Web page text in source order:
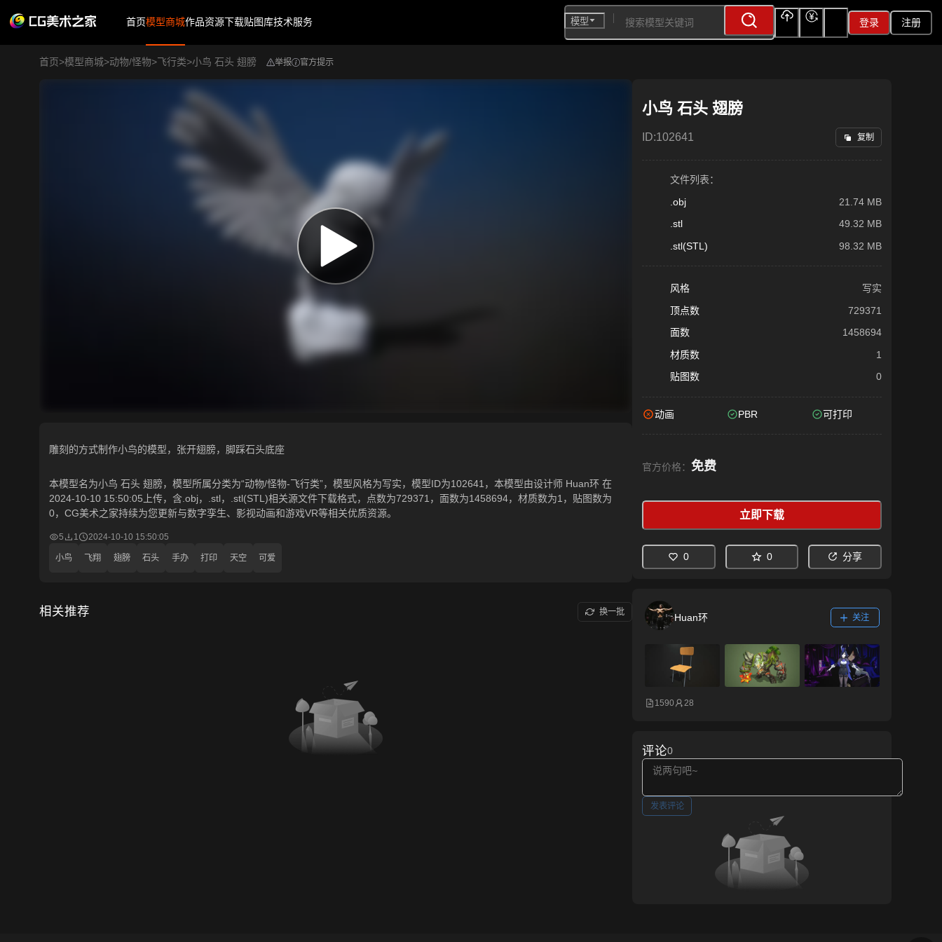
首页模型商城作品资源下载贴图库技术服务
模型
登录 注册
首页>模型商城>动物/怪物>飞行类>小鸟 石头 翅膀 举报 官方提示
雕刻的方式制作小鸟的模型，张开翅膀，脚踩石头底座
本模型名为小鸟 石头 翅膀，模型所属分类为“动物/怪物-飞行类”，模型风格为写实，模型ID为102641，本模型由设计师 Huan环 在
2024-10-10 15:50:05上传，含.obj，.stl，.stl(STL)相关源文件下载格式，点数为729371，面数为1458694，材质数为1，贴图数为
0，CG美术之家持续为您更新与数字孪生、影视动画和游戏VR等相关优质资源。
5 1 2024-10-10 15:50:05
小鸟 飞翔 翅膀 石头 手办 打印 天空 可爱
相关推荐 换一批
小鸟 石头 翅膀
ID:102641 复制
文件列表：
.obj
21.74 MB
.stl
49.32 MB
.stl(STL)
98.32 MB
风格
写实
顶点数
729371
面数
1458694
材质数
1
贴图数
0
动画 PBR 可打印
官方价格： 免费
立即下载
0 0 分享
Huan环 关注
1590 28
评论0
发表评论